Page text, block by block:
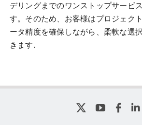
デリングまでのワンストップサービ
す。そのため、お客様はプロジェク
ータ精度を確保しながら、柔軟な選
きます.